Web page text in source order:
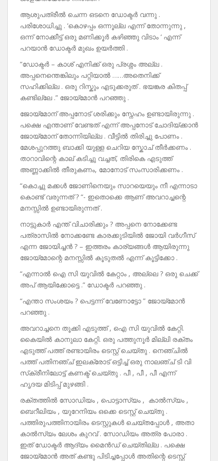
ആശുപത്രീൽ ചെന്ന ഒടനെ ഡോക്ടർ വന്നു .
പരിശോധിച്ചു . ‘കൊഴപ്പം ഒന്നൂല്ല എന്ന് തോന്നുന്നു ,
ഒന്ന് നോക്കീട്ട് ഒരു മണിക്കൂർ കഴിഞ്ഞു വിടാം ‘ എന്ന്
പറയാൻ ഡോക്ടർ മുഖം ഉയർത്തി .
“ഡോക്ടർ – കാശ് എനിക്ക് ഒരു പ്രശ്നം അല്ല .
അപ്പനെന്തെങ്കിലും പറ്റിയാൽ ……അതെനിക്ക്
സഹിക്കില്ല . ഒരു റിസ്കും എടുക്കരുത് . ഭയങ്കര കിതപ്പ്
കണ്ടില്ലേ .” ജോയ്മോൻ പറഞ്ഞു .
ജോയ്മോന് അപ്പനോട് ശരിക്കും സ്നേഹം ഉണ്ടായിരുന്നു .
പക്ഷെ എന്താണ് വേണ്ടത് എന്ന് അപ്പനോട് ചോദിയ്ക്കാൻ
ജോയ്മോന് തോന്നിയില്ല . വീട്ടിൽ തിരിച്ചു പോണം .
മേശപ്പുറത്തു ബാക്കി യുള്ള ചെറിയ സ്കോച് തീർക്കണം .
താറാവിന്റെ കാല് കടിച്ചു വച്ചത്, തിരികെ എടുത്ത്
അണ്ണാക്കിൽ തീരുകണം, മോനോട് സംസാരിക്കണം .
“കൊച്ചു മക്കൾ ജോണിനെയും സാറയെയും നീ എന്നാടാ
കൊണ്ട് വരുന്നത് ? “- ഇതൊക്കെ ആണ് അവറാച്ചന്റെ
മനസ്സിൽ ഉണ്ടായിരുന്നത് .
നാട്ടുകാർ എന്ത് വിചാരിക്കും ? അപ്പനെ നോക്കേണ്ട
പത്രാസിൽ നോക്കണ്ടേ കാരക്കുടിയിൽ ജോയി വർഗീസ്
എന്ന ജോയിച്ചൻ ? – ഇത്തരം കാര്യങ്ങൾ ആയിരുന്നു
ജോയ്മോന്റെ മനസ്സിൽ കൂടുതൽ എന്ന് കൂട്ടിക്കോ .
“എന്നാൽ ഐ സി യുവിൽ കേറ്റാം , അല്ലെ ? ഒരു ചെക്ക്
അപ് ആയിക്കോട്ടെ .” ഡോക്ടർ പറഞ്ഞു .
“എന്താ സംശയം ? പെട്ടന്ന് വേണോട്ടോ ” ജോയ്മോൻ
പറഞ്ഞു .
അവറാച്ചനെ തൂക്കി എടുത്ത് , ഐ സി യുവിൽ കേറ്റി.
കൈയിൽ കാനുലാ കേറ്റി. ഒരു പത്തുനൂർ മില്ലി രക്തം
എടുത്ത് പത്ത് രണ്ടായിരം ടെസ്റ്റ് ചെയ്തു . നെഞ്ചിൽ
പത്ത് പതിനഞ്ച് ഇലക്രോട് ഒട്ടിച്ച് ഒരു നാലഞ്ച് ടി വി
സ്‌ക്രീനിലോട്ട് കണക്ട് ചെയ്തു . പീ , പീ , പീ എന്ന്
ഹൃദയ മിടിപ്പ് മുഴങ്ങി .
രക്തത്തിൽ സോഡിയം , പൊട്ടാസ്യം , കാൽസ്യം ,
ബെറീലിയം , യുറേനിയം ഒക്കെ ടെസ്റ്റ് ചെയ്തു .
പത്തിരുപത്തിനായിരം ടെസ്റ്റുകൾ ചെയ്തപ്പോൾ , അതാ
കാൽസ്യം ലേശം കുറവ് . സോഡിയം അത്ര പോരാ .
ഇത് ഡോക്ടർ ആദ്യം മൈൻഡ് ചെയ്തില്ല . പക്ഷെ
ജോയ്മോൻ അത് കണ്ടു പിടിച്ചപ്പോൾ അതിന്റെ ടെസ്റ്റ്